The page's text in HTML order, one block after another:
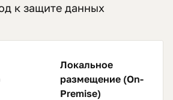
к защите данных
Локальное
размещение (On-
Premise)